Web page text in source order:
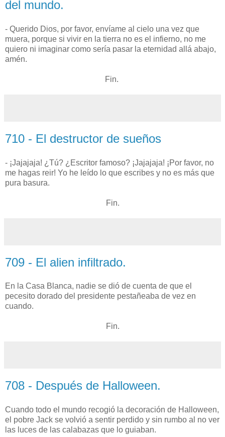
del mundo.
- Querido Dios, por favor, envíame al cielo una vez que
muera, porque si vivir en la tierra no es el infierno, no me
quiero ni imaginar como sería pasar la eternidad allá abajo,
amén.
Fin.
710 - El destructor de sueños
- ¡Jajajaja! ¿Tú? ¿Escritor famoso? ¡Jajajaja! ¡Por favor, no
me hagas reir! Yo he leído lo que escribes y no es más que
pura basura.
Fin.
709 - El alien infiltrado.
En la Casa Blanca, nadie se dió de cuenta de que el
pecesito dorado del presidente pestañeaba de vez en
cuando.
Fin.
708 - Después de Halloween.
Cuando todo el mundo recogió la decoración de Halloween,
el pobre Jack se volvió a sentir perdido y sin rumbo al no ver
las luces de las calabazas que lo guiaban.